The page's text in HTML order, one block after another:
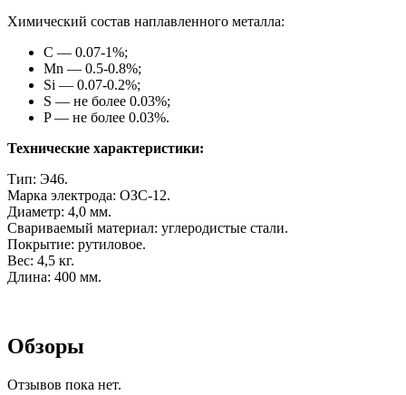
Химический состав наплавленного металла:
С — 0.07-1%;
Mn — 0.5-0.8%;
Si — 0.07-0.2%;
S — не более 0.03%;
P — не более 0.03%.
Технические характеристики:
Тип: Э46.
Марка электрода: ОЗС-12.
Диаметр: 4,0 мм.
Свариваемый материал: углеродистые стали.
Покрытие: рутиловое.
Вес: 4,5 кг.
Длина: 400 мм.
Обзоры
Отзывов пока нет.